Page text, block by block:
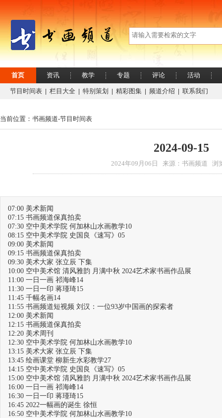
首页 资讯 教学 专题 评论 活动
节目时间表 栏目大全 特别策划 精彩图集 频道介绍 联系我们
当前位置：书画频道-节目时间表
2024-09-15
2024年09月06日 来源：书画频道 浏
07:00 美术新闻
07:15 书画频道保真拍卖
07:30 空中美术学院 何加林山水画教学10
08:15 空中美术学院 史国良《速写》05
09:00 美术新闻
09:15 书画频道保真拍卖
09:30 美术大家 张立辰 下集
10:00 空中美术馆 清风雅韵 月满中秋 2024艺术家书画作品展
11:00 一日一画 祁海峰14
11:30 一日一印 蒋瑾琦15
11:45 千幅名画14
11:55 书画频道短视频 刘汉：一位93岁中国画的探索者
12:00 美术新闻
12:15 书画频道保真拍卖
12:20 美术周刊
12:30 空中美术学院 何加林山水画教学10
13:15 美术大家 张立辰 下集
13:45 绘画课堂 柳新生水彩教学27
14:15 空中美术学院 史国良《速写》05
15:00 空中美术馆 清风雅韵 月满中秋 2024艺术家书画作品展
16:00 一日一画 祁海峰14
16:30 一日一印 蒋瑾琦15
16:45 2022一幅画的诞生 徐恒
16:50 空中美术学院 何加林山水画教学10